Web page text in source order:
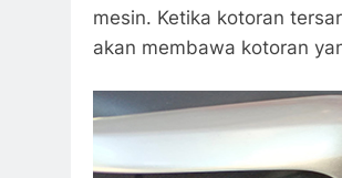
mesin. Ketika kotoran
akan membawa kotoran